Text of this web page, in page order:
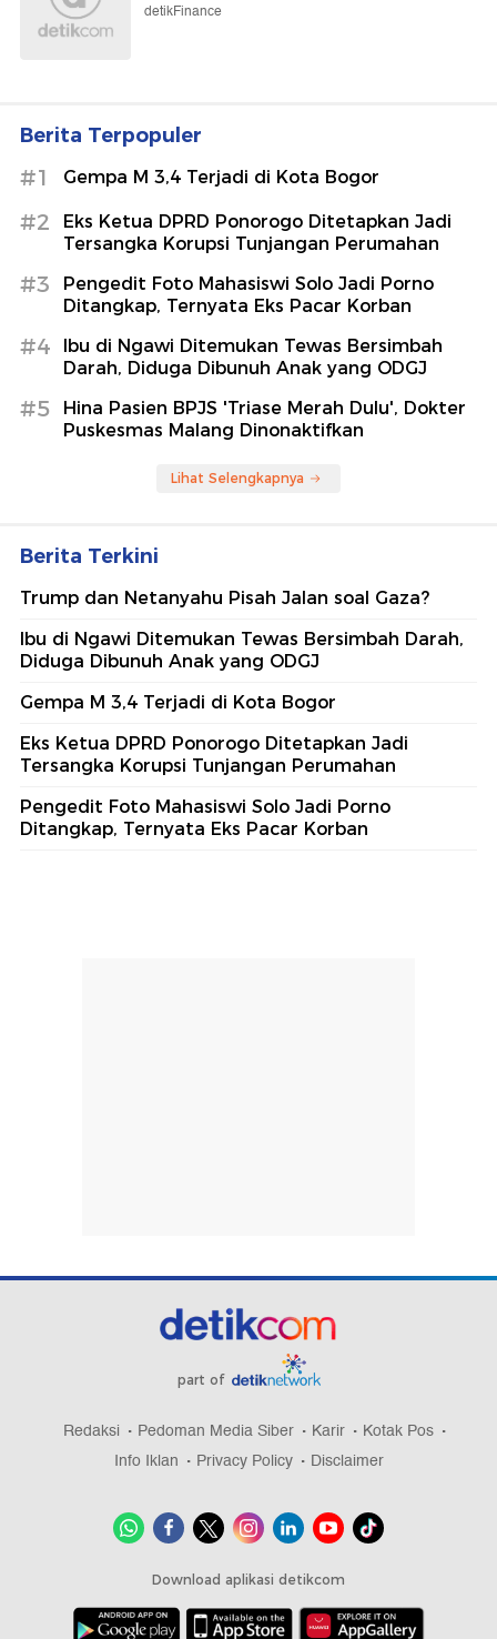
detikFinance
Berita Terpopuler
#1 Gempa M 3,4 Terjadi di Kota Bogor
#2
Eks Ketua DPRD Ponorogo Ditetapkan Jadi
Tersangka Korupsi Tunjangan Perumahan
#3
Pengedit Foto Mahasiswi Solo Jadi Porno
Ditangkap, Ternyata Eks Pacar Korban
#4
Ibu di Ngawi Ditemukan Tewas Bersimbah
Darah, Diduga Dibunuh Anak yang ODGJ
#5
Hina Pasien BPJS 'Triase Merah Dulu', Dokter
Puskesmas Malang Dinonaktifkan
Lihat Selengkapnya
Berita Terkini
Trump dan Netanyahu Pisah Jalan soal Gaza?
Ibu di Ngawi Ditemukan Tewas Bersimbah Darah,
Diduga Dibunuh Anak yang ODGJ
Gempa M 3,4 Terjadi di Kota Bogor
Eks Ketua DPRD Ponorogo Ditetapkan Jadi
Tersangka Korupsi Tunjangan Perumahan
Pengedit Foto Mahasiswi Solo Jadi Porno
Ditangkap, Ternyata Eks Pacar Korban
part of
Redaksi Pedoman Media Siber Karir
Kotak Pos
Info Iklan
Privacy Policy Disclaimer
Download aplikasi detikcom